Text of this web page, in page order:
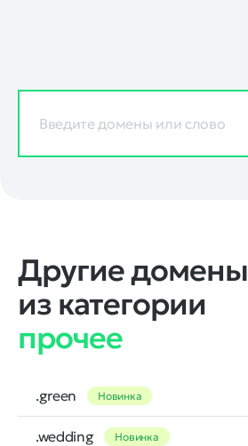
Другие домены
из категории
прочее
.green Новинка
.wedding Новинка